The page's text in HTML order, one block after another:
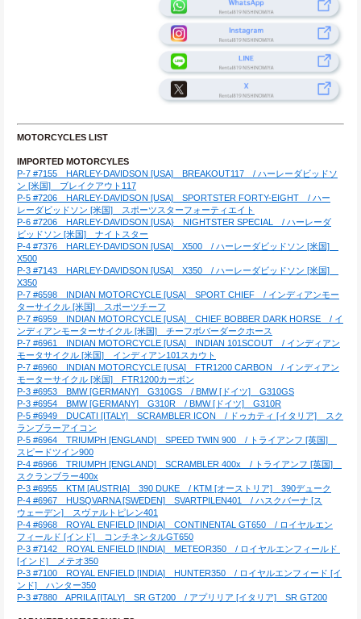
MOTORCYCLES LIST
IMPORTED MOTORCYLES
P-7 #7155　HARLEY-DAVIDSON [USA]　BREAKOUT117　/ ハーレーダビッドソ
ン [米国]　ブレイクアウト117
P-5 #7206　HARLEY-DAVIDSON [USA]　SPORTSTER FORTY-EIGHT　/ ハー
レーダビッドソン [米国]　スポーツスターフォーティエイト
P-6 #7206　HARLEY-DAVIDSON [USA}　NIGHTSTER SPECIAL　/ ハーレーダ
ビッドソン [米国]　ナイトスター
P-4 #7376　HARLEY-DAVIDSON [USA]　X500　/ ハーレーダビッドソン [米国]
X500
P-3 #7143　HARLEY-DAVIDSON [USA]　X350　/ ハーレーダビッドソン [米国]
X350
P-7 #6598　INDIAN MOTORCYCLE [USA]　SPORT CHIEF　/ インディアンモー
ターサイクル [米国]　スポーツチーフ
P-7 #6959　INDIAN MOTORCYCLE [USA]　CHIEF BOBBER DARK HORSE　/ イ
ンディアンモーターサイクル [米国]　チーフボバーダークホース
P-7 #6961　INDIAN MOTORCYCLE [USA]　INDIAN 101SCOUT　/ インディアン
モータサイクル [米国]　インディアン101スカウト
P-7 #6960　INDIAN MOTORCYCLE [USA]　FTR1200 CARBON　/ インディアン
モーターサイクル [米国]　FTR1200カーボン
P-3 #6953　BMW [GERMANY]　G310GS　/ BMW [ドイツ]　G310GS
P-3 #6954　BMW [GERMANY]　G310R　/ BMW [ドイツ]　G310R
P-5 #6949　DUCATI [ITALY]　SCRAMBLER ICON　/ ドゥカティ [イタリア]　スク
ランブラーアイコン
P-5 #6964　TRIUMPH [ENGLAND]　SPEED TWIN 900　/ トライアンフ [英国]
スピードツイン900
P-4 #6966　TRIUMPH [ENGLAND]　SCRAMBLER 400x　/ トライアンフ [英国]
スクランブラー400x
P-3 #6955　KTM [AUSTRIA]　390 DUKE　/ KTM [オーストリア]　390デューク
P-4 #6967　HUSQVARNA [SWEDEN]　SVARTPILEN401　/ ハスクバーナ [ス
ウェーデン]　スヴァルトピレン401
P-4 #6968　ROYAL ENFIELD [INDIA]　CONTINENTAL GT650　/ ロイヤルエン
フィールド [インド]　コンチネンタルGT650
P-3 #7142　ROYAL ENFIELD [INDIA]　METEOR350　/ ロイヤルエンフィールド
[インド]　メテオ350
P-3 #7100　ROYAL ENFIELD [INDIA]　HUNTER350　/ ロイヤルエンフィード [イ
ンド]　ハンター350
P-3 #7880　APRILA [ITALY]　SR GT200　/ アプリリア [イタリア]　SR GT200